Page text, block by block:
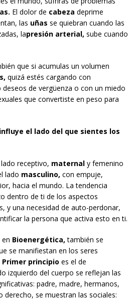
El dolor de cabeza deprime
las uñas se quiebran cuando las
lapresión arterial, sube cuando
que si acumulas un volumen
quizá estés cargando con
de vergüenza o con un miedo
que convertiste en peso para
el lado del que sientes los
receptivo, maternal y femenino
lado masculino, con empuje,
hacia el mundo. La tendencia
dentro de ti de los aspectos
y una necesidad de auto-perdonar,
la persona que activa esto en ti.
Bioenergética, también se
se manifiestan en los seres
Primer principio es el de
izquierdo del cuerpo se reflejan las
padre, madre, hermanos,
derecho, se muestran las sociales: